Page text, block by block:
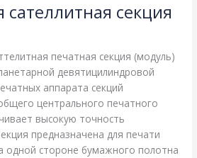
сателлитная секция
печатная секция (модуль)
девятицилиндровой
аппарата секций
центрального печатного
высокую точность
предназначена для печати
одной стороне бумажного полотна